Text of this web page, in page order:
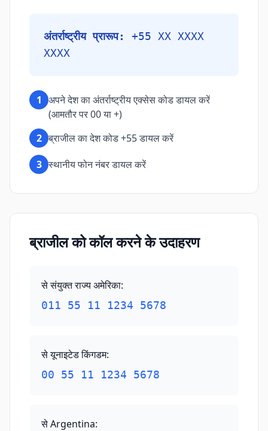
अंतर्राष्ट्रीय प्रारूप:
+55 XX XXXX
XXXX
1 अपने देश का अंतर्राष्ट्रीय एक्सेस कोड डायल करें
(आमतौर पर 00 या +)
2 ब्राजील का देश कोड +55 डायल करें
3 स्थानीय फोन नंबर डायल करें
ब्राजील को कॉल करने के उदाहरण
से संयुक्त राज्य अमेरिका:
011 55 11 1234 5678
से यूनाइटेड किंगडम:
00 55 11 1234 5678
से Argentina: